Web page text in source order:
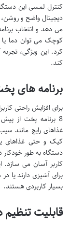
کنترل لمسی این
دیجیتال واضح و
می دهد و انتخاب
کوچک می توان دما یا
کرد. این ویژگی،
کند.
برنامه های
برای افزایش راحتی
8 برنامه پخت از
غذاهای رایج مانند
کیک و حتی غذاهای
دستگاه به طور خودکار
کاربر آسان می
برای آشپزی دارند یا
بسیار کاربردی هستند.
قابلیت